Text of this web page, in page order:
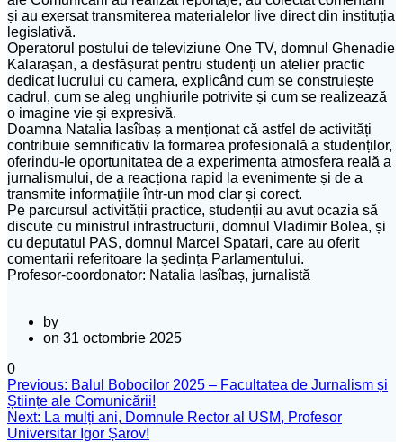
și au exersat transmiterea materialelor live direct din instituția
legislativă.
Operatorul postului de televiziune One TV, domnul Ghenadie
Kalarașan, a desfășurat pentru studenți un atelier practic
dedicat lucrului cu camera, explicând cum se construiește
cadrul, cum se aleg unghiurile potrivite și cum se realizează
o imagine vie și expresivă.
Doamna Natalia Iasîbaș a menționat că astfel de activități
contribuie semnificativ la formarea profesională a studenților,
oferindu-le oportunitatea de a experimenta atmosfera reală a
jurnalismului, de a reacționa rapid la evenimente și de a
transmite informațiile într-un mod clar și corect.
Pe parcursul activității practice, studenții au avut ocazia să
discute cu ministrul infrastructurii, domnul Vladimir Bolea, și
cu deputatul PAS, domnul Marcel Spatari, care au oferit
comentarii referitoare la ședința Parlamentului.
Profesor-coordonator: Natalia Iasîbaș, jurnalistă
by
on 31 octombrie 2025
0
Previous: Balul Bobocilor 2025 – Facultatea de Jurnalism și
Științe ale Comunicării!
Next: La mulți ani, Domnule Rector al USM, Profesor
Universitar Igor Șarov!